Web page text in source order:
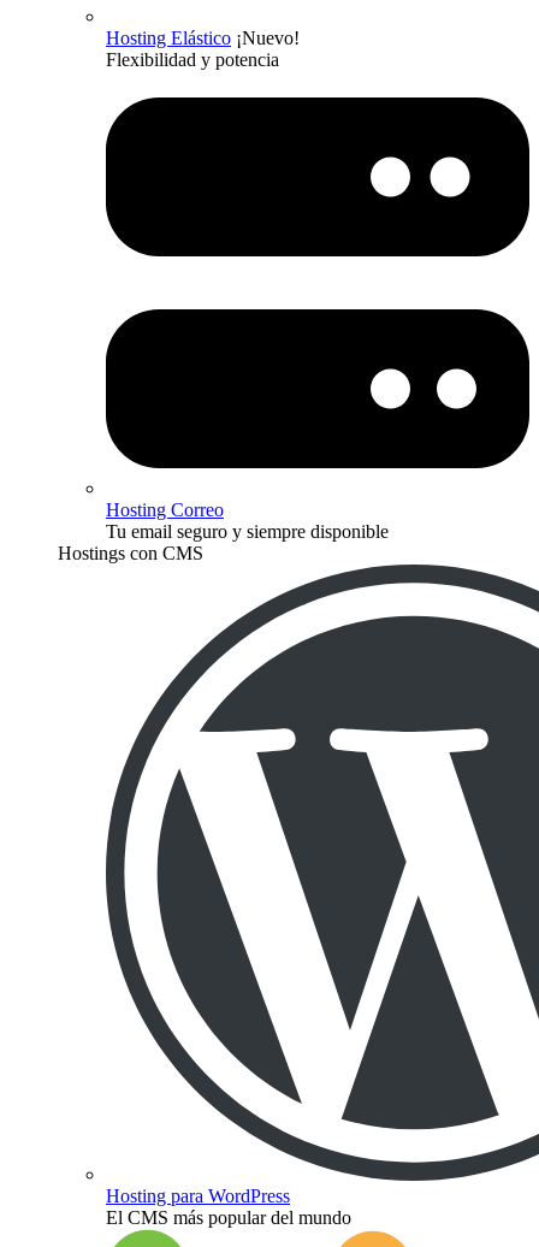
Hosting Elástico ¡Nuevo!
Flexibilidad y potencia
Hosting Correo
Tu email seguro y siempre disponible
Hostings con CMS
Hosting para WordPress
El CMS más popular del mundo